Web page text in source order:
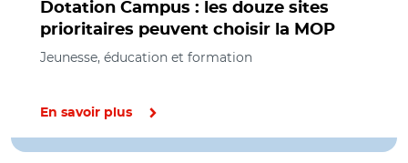
Dotation Campus : les douze sites
prioritaires peuvent choisir la MOP
Jeunesse, éducation et formation
En savoir plus